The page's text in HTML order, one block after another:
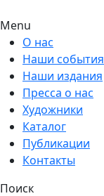
Menu
О нас
Наши события
Наши издания
Пресса о нас
Художники
Каталог
Публикации
Контакты
Поиск